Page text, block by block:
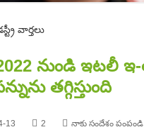
వార్తలు
నుండి ఇటలీ
తగ్గిస్తుంది
13 2 నాకు సందేశం పంపండి